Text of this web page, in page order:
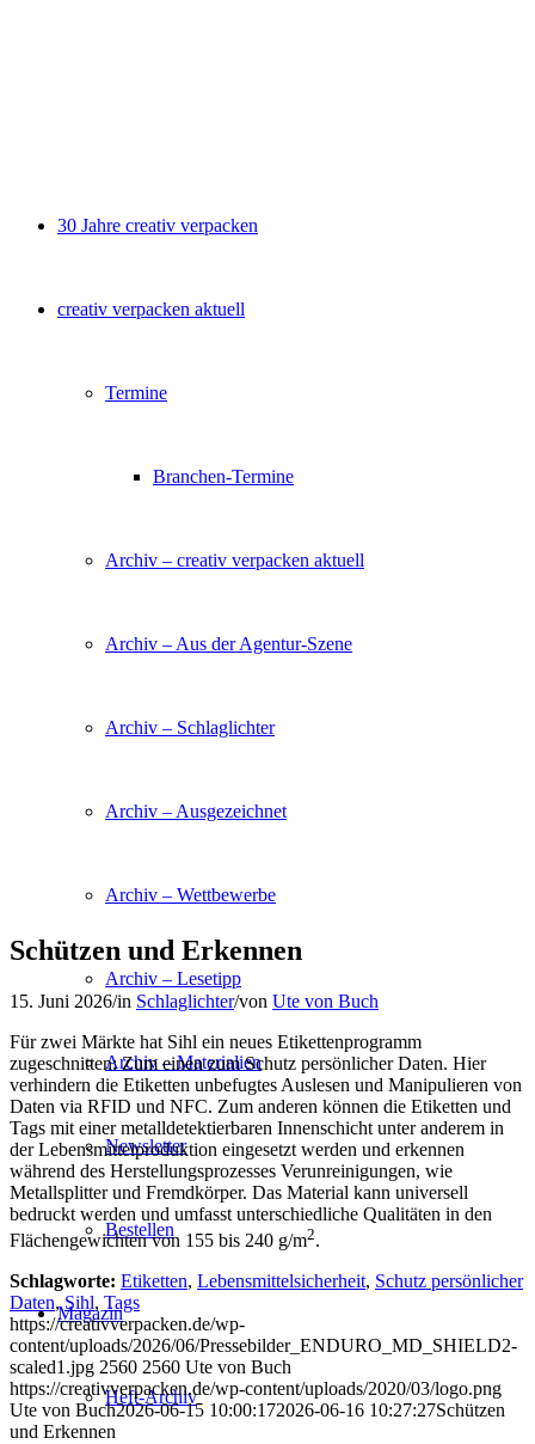
30 Jahre creativ verpacken
creativ verpacken aktuell
Termine
Branchen-Termine
Archiv – creativ verpacken aktuell
Archiv – Aus der Agentur-Szene
Archiv – Schlaglichter
Archiv – Ausgezeichnet
Archiv – Wettbewerbe
Archiv – Lesetipp
Archiv – Materialien
Newsletter
Bestellen
Magazin
Heft-Archiv
Schützen und Erkennen
15. Juni 2026/in Schlaglichter/von Ute von Buch
Für zwei Märkte hat Sihl ein neues Etikettenprogramm
zugeschnitten: Zum einen zum Schutz persönlicher Daten. Hier
verhindern die Etiketten unbefugtes Auslesen und Manipulieren von
Daten via RFID und NFC. Zum anderen können die Etiketten und
Tags mit einer metalldetektierbaren Innenschicht unter anderem in
der Lebensmittelproduktion eingesetzt werden und erkennen
während des Herstellungsprozesses Verunreinigungen, wie
Metallsplitter und Fremdkörper. Das Material kann universell
bedruckt werden und umfasst unterschiedliche Qualitäten in den
Flächengewichten von 155 bis 240 g/m2.
Schlagworte: Etiketten, Lebensmittelsicherheit, Schutz persönlicher
Daten,Sihl, Tags
https://creativverpacken.de/wp-
content/uploads/2026/06/Pressebilder_ENDURO_MD_SHIELD2-
scaled1.jpg 2560 2560 Ute von Buch
https://creativverpacken.de/wp-content/uploads/2020/03/logo.png
Ute von Buch2026-06-15 10:00:172026-06-16 10:27:27Schützen
und Erkennen